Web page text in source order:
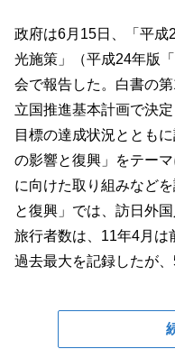
政府は6月15日、「平成
光施策」（平成24年版
会で報告した。白書の
立国推進基本計画で決
目標の達成状況ととも
の影響と復興」をテー
に向けた取り組みなど
と復興」では、訪日外
旅行者数は、11年4月は
過去最大を記録したが、